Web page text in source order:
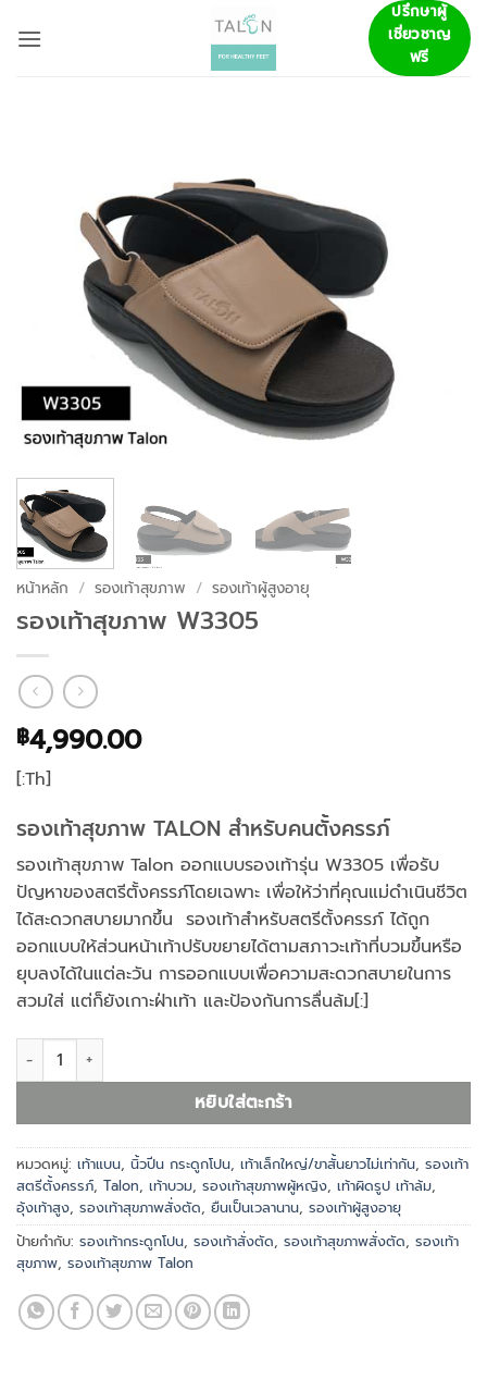
ปรึกษาผู้
เชี่ยวชาญ
ฟรี
หน้าหลัก / รองเท้าสุขภาพ / รองเท้าผู้สูงอายุ
รองเท้าสุขภาพ W3305
฿4,990.00
[:Th]
รองเท้าสุขภาพ TALON สำหรับคนตั้งครรภ์
รองเท้าสุขภาพ Talon ออกแบบรองเท้ารุ่น W3305 เพื่อรับ
ปัญหาของสตรีตั้งครรภ์โดยเฉพาะ เพื่อให้ว่าที่คุณแม่ดำเนินชีวิต
ได้สะดวกสบายมากขึ้น รองเท้าสำหรับสตรีตั้งครรภ์ ได้ถูก
ออกแบบให้ส่วนหน้าเท้าปรับขยายได้ตามสภาวะเท้าที่บวมขึ้นหรือ
ยุบลงได้ในแต่ละวัน การออกแบบเพื่อความสะดวกสบายในการ
สวมใส่ แต่ก็ยังเกาะฝ่าเท้า และป้องกันการลื่นล้ม[:]
จำนวน รองเท้าสุขภาพ W3305 ชิ้น
หยิบใส่ตะกร้า
หมวดหมู่: เท้าแบน, นิ้วปีน กระดูกโปน, เท้าเล็กใหญ่/ขาสั้นยาวไม่เท่ากัน, รองเท้า
สตรีตั้งครรภ์, Talon, เท้าบวม, รองเท้าสุขภาพผู้หญิง, เท้าผิดรูป เท้าล้ม,
อุ้งเท้าสูง, รองเท้าสุขภาพสั่งตัด, ยืนเป็นเวลานาน, รองเท้าผู้สูงอายุ
ป้ายกำกับ: รองเท้ากระดูกโปน, รองเท้าสั่งตัด, รองเท้าสุขภาพสั่งตัด, รองเท้า
สุขภาพ, รองเท้าสุขภาพ Talon